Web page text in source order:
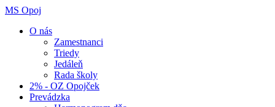
MS Opoj
O nás
Zamestnanci
Triedy
Jedáleň
Rada školy
2% - OZ Opojček
Prevádzka